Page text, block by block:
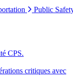
Public
CPS.
critiques avec